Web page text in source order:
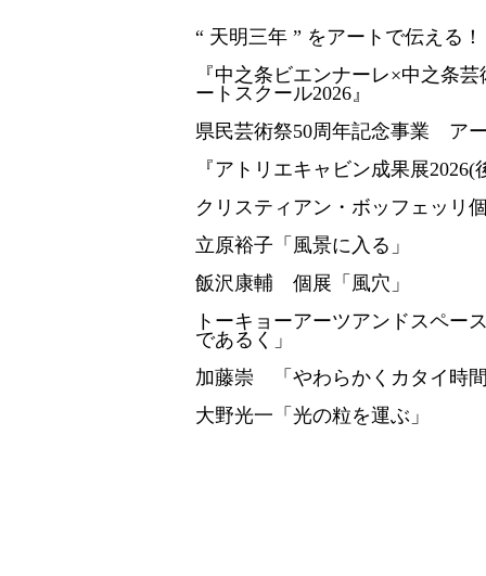
“ 天明三年 ” をアートで伝える
『中之条ビエンナーレ×中之条
ートスクール2026』
県民芸術祭50周年記念事業 ア
『アトリエキャビン成果展2026(
クリスティアン・ボッフェッリ
立原裕子「風景に入る」
飯沢康輔 個展「風穴」
トーキョーアーツアンドスペー
であるく」
加藤崇 「やわらかくカタイ時
大野光一「光の粒を運ぶ」